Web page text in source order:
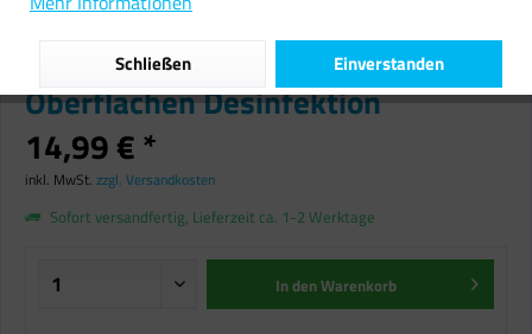
Desinfektionsgerät für
Gegenstände UV Sanitizer
Oberflächen Desinfektion
14,99 € *
inkl. MwSt. zzgl. Versandkosten
Sofort versandfertig, Lieferzeit ca. 1-2 Werktage
In denWarenkorb
Einverstanden
Schließen